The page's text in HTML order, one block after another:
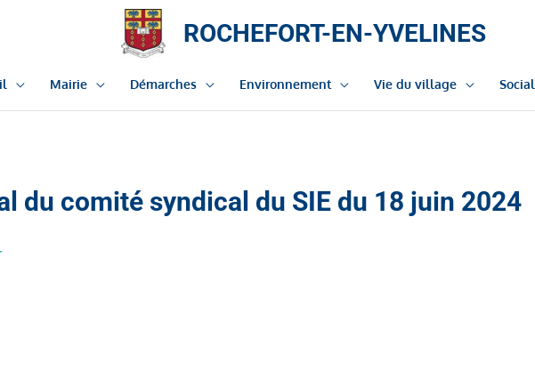
ROCHEFORT-EN-YVELINES
Mairie Démarches Environnement Vie du village Social
du comité syndical du SIE du 18 juin 2024